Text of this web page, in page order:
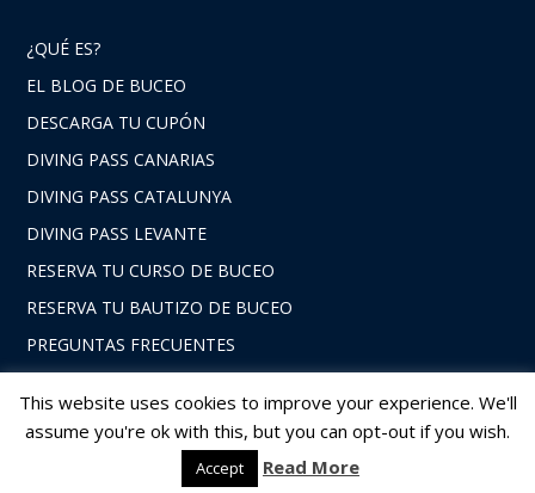
¿QUÉ ES?
EL BLOG DE BUCEO
DESCARGA TU CUPÓN
DIVING PASS CANARIAS
DIVING PASS CATALUNYA
DIVING PASS LEVANTE
RESERVA TU CURSO DE BUCEO
RESERVA TU BAUTIZO DE BUCEO
PREGUNTAS FRECUENTES
© 2026 Divingpass. Tema Bento de Satori
This website uses cookies to improve your experience. We'll
assume you're ok with this, but you can opt-out if you wish.
Accept Read More